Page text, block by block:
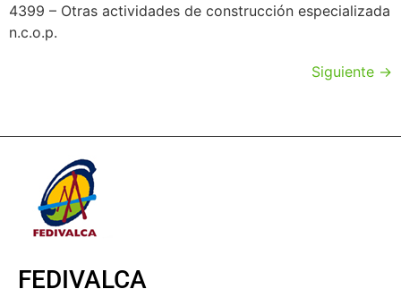
4399 – Otras actividades de construcción especializada
n.c.o.p.
Siguiente →
FEDIVALCA